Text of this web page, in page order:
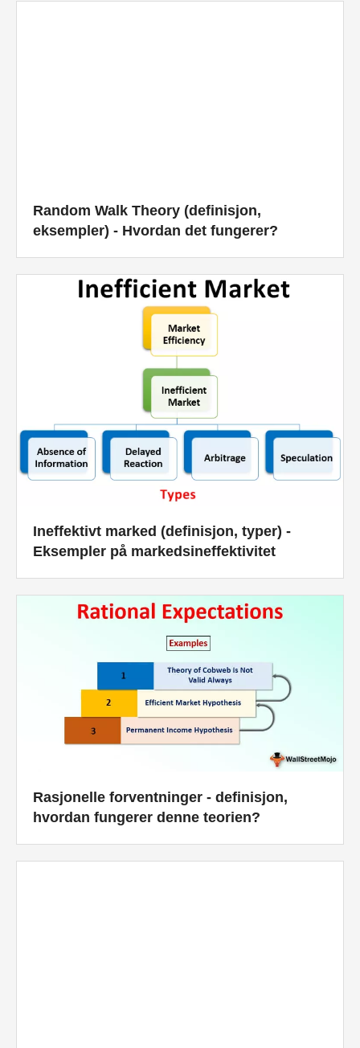
Random Walk Theory (definisjon,
eksempler) - Hvordan det fungerer?
Ineffektivt marked (definisjon, typer) -
Eksempler på markedsineffektivitet
Rasjonelle forventninger - definisjon,
hvordan fungerer denne teorien?